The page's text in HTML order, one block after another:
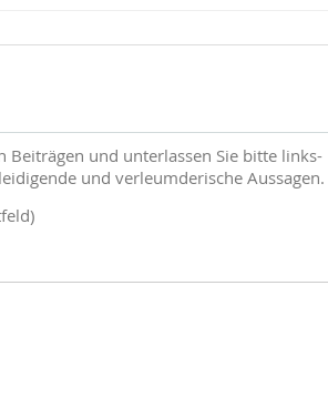
Beiträgen und unterlassen Sie bitte links-
und verleumderische Aussagen.